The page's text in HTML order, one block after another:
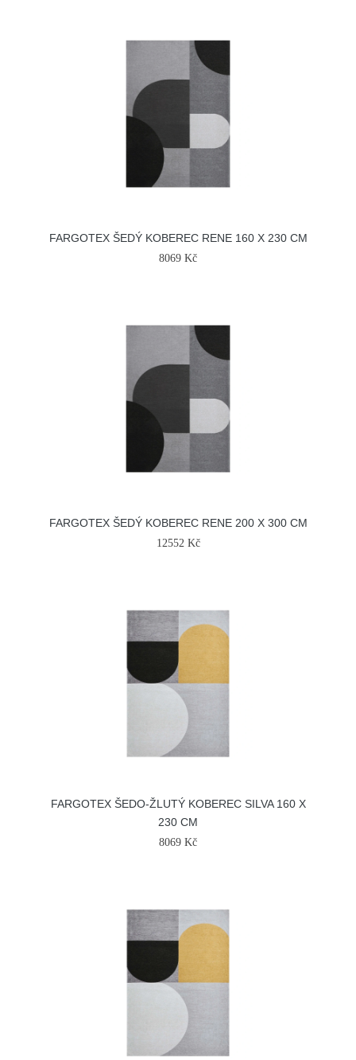
FARGOTEX ŠEDÝ KOBEREC RENE 160 X 230 CM
8069 Kč
FARGOTEX ŠEDÝ KOBEREC RENE 200 X 300 CM
12552 Kč
FARGOTEX ŠEDO-ŽLUTÝ KOBEREC SILVA 160 X
230 CM
8069 Kč